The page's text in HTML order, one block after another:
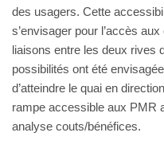
des usagers. Cette
s’envisager pour l’accès
liaisons entre les deux rives
possibilités ont été
d’atteindre le quai en
rampe accessible aux PMR
analyse couts/bénéfices.